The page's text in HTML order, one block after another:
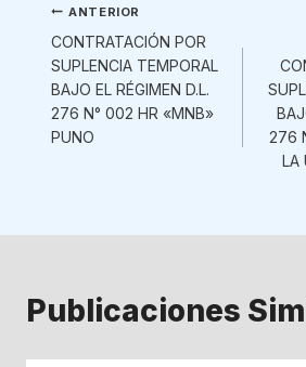
Navegación
de
entradas
ANTERIOR
CONTRATACIÓN POR
SUPLENCIA TEMPORAL
BAJO EL RÉGIMEN D.L.
276 N° 002 HR «MNB»
PUNO
276
LA
Publicaciones